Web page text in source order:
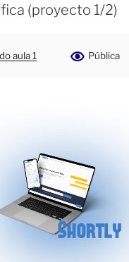
(proyecto 1/2)
aula 1 Pública